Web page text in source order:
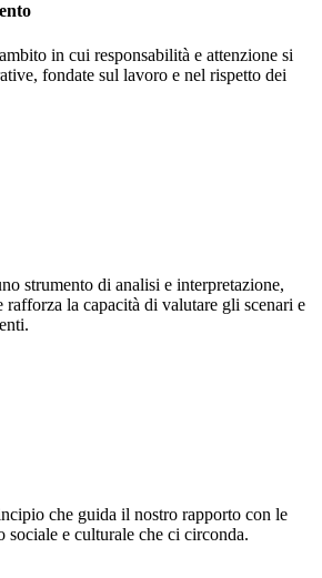
in cui responsabilità e attenzione si
fondate sul lavoro e nel rispetto dei
strumento di analisi e interpretazione,
rafforza la capacità di valutare gli scenari e
che guida il nostro rapporto con le
sociale e culturale che ci circonda.